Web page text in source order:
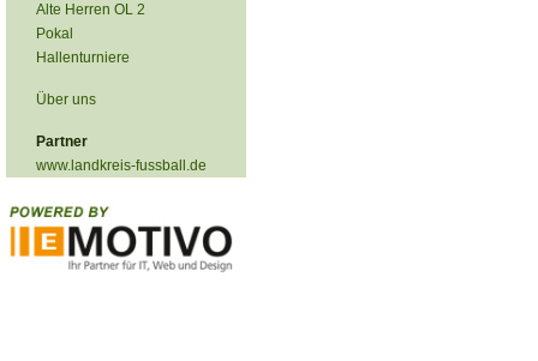
Alte Herren OL 2
Pokal
Hallenturniere
Über uns
Partner
www.landkreis-fussball.de